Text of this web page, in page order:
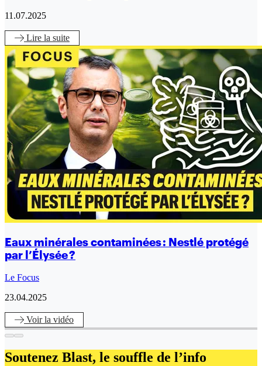
11.07.2025
Lire la suite
Eaux minérales contaminées : Nestlé protégé
par l’Élysée ?
Le Focus
23.04.2025
Voirla vidéo
Soutenez Blast, le souffle de l’info